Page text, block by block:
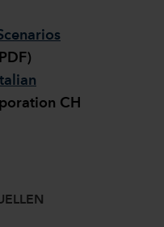
Italian
CH